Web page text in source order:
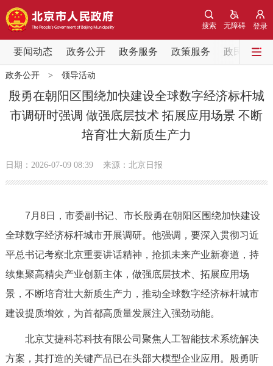
登录
无障碍
搜索
要闻动态 政务公开 政务服务 政策服务 政民互动
要闻动态
党中央精神
北京要闻 会议信息 部门动态
政务公开
市领导 机构职能 政策服务
政策兑现 政策解读 回应关切
决策公开 专题公开
政务服务
政务公开> 领导活动
殷勇在朝阳区围绕加快建设全球数字经济标杆城
市调研时强调 做强底层技术 拓展应用场景 不断
培育壮大新质生产力
日期：2026-07-09 08:39 来源：北京日报
7月8日，市委副书记、市长殷勇在朝阳区围绕加快建设
全球数字经济标杆城市开展调研。他强调，要深入贯彻习近
平总书记考察北京重要讲话精神，抢抓未来产业新赛道，持
续集聚高精尖产业创新主体，做强底层技术、拓展应用场
景，不断培育壮大新质生产力，推动全球数字经济标杆城市
建设提质增效，为首都高质量发展注入强劲动能。
北京艾捷科芯科技有限公司聚焦人工智能技术系统解决
方案，其打造的关键产品已在头部大模型企业应用。殷勇听